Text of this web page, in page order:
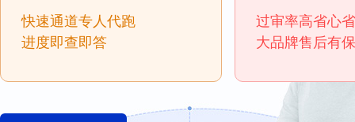
快速通道专人代跑
进度即查即答
过审率高省心
大品牌售后有